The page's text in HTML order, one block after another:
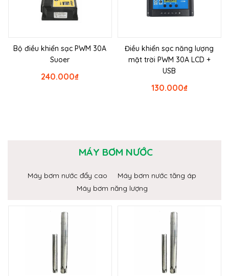
Bộ điều khiển sạc PWM 30A
Suoer
₫
240.000
Điều khiển sạc năng lượng
mặt trời PWM 30A LCD +
USB
₫
130.000
MÁY BƠM NƯỚC
Máy bơm nước đẩy cao
Máy bơm nước tăng áp
Máy bơm năng lượng